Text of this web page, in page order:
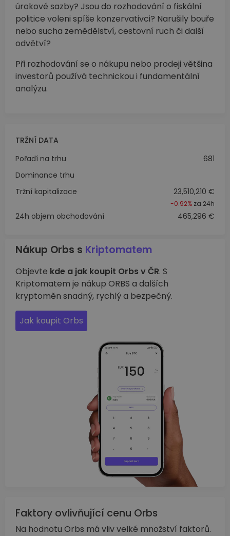
úrokové sazby? Jsou do rozhodování o fiskální
politice voleni spíše konzervativci? Narušily bouře
nebo sucha zemědělství, cestovní ruch či další
odvětví?
Při rozhodování se o nákupu nebo prodeji většina
investorů používá technickou i fundamentální
analýzu.
TRŽNÍ DATA
Pořadí na trhu
681
Dominance trhu
Tržní kapitalizace
23,510,210 €
-0.92% za 24h
24h objem obchodování 465,296 €
Nákup Orbs s Kriptomatem
Objevte kde a jak koupit Orbs v ČR. S
Kriptomatem je nákup ORBS a dalších
kryptoměn snadný, rychlý a bezpečný.
Jak koupit Orbs
Faktory ovlivňující cenu Orbs
Na hodnotu Orbs má vliv velké množství faktorů.